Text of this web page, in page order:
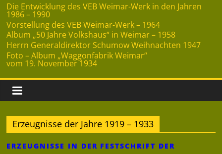
Die Entwicklung des VEB Weimar-Werk in den Jahren
1986 – 1990
Vorstellung des VEB Weimar-Werk – 1964
Album „50 Jahre Volkshaus“ in Weimar – 1958
Herrn Generaldirektor Schumow Weihnachten 1947
Foto – Album „Waggonfabrik Weimar“
vom 19. November 1934
Erzeugnisse der Jahre 1919 – 1933
ERZEUGNISSE IN DER FESTSCHRIFT DER